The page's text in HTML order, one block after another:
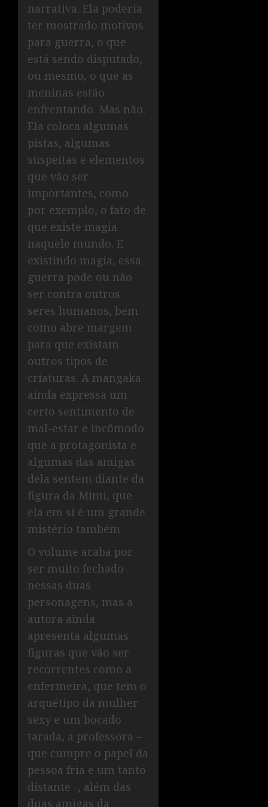
narrativa. Ela poderia
ter mostrado motivos
para guerra, o que
está sendo disputado,
ou mesmo, o que as
meninas estão
enfrentando. Mas não.
Ela coloca algumas
pistas, algumas
suspeitas e elementos
que vão ser
importantes, como
por exemplo, o fato de
que existe magia
naquele mundo. E
existindo magia, essa
guerra pode ou não
ser contra outros
seres humanos, bem
como abre margem
para que existam
outros tipos de
criaturas. A mangaka
ainda expressa um
certo sentimento de
mal-estar e incômodo
que a protagonista e
algumas das amigas
dela sentem diante da
figura da Mimi, que
ela em si é um grande
mistério também.
O volume acaba por
ser muito fechado
nessas duas
personagens, mas a
autora ainda
apresenta algumas
figuras que vão ser
recorrentes como a
enfermeira, que tem o
arquétipo da mulher
sexy e um bocado
tarada, a professora –
que cumpre o papel da
pessoa fria e um tanto
distante -, além das
duas amigas da